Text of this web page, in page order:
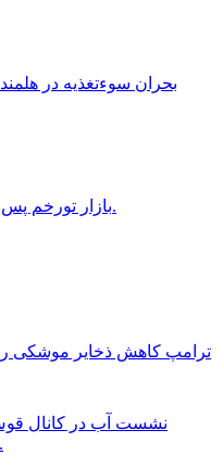
بحران سوءتغذیه در
بازار تورخم پس از حدود پنج ماه دوباره بازگشایی شد.
ترامپ كاهش ذخاير موشكى
نشست آب در كانال
بزرگترين پروژه آبى افغانستان.